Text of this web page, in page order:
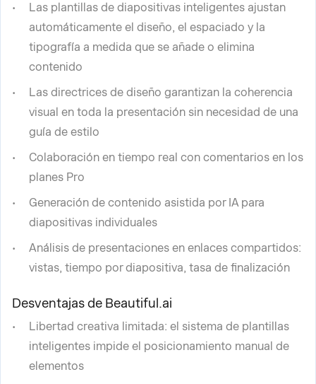
Las plantillas de diapositivas inteligentes ajustan
automáticamente el diseño, el espaciado y la
tipografía a medida que se añade o elimina
contenido
Las directrices de diseño garantizan la coherencia
visual en toda la presentación sin necesidad de una
guía de estilo
Colaboración en tiempo real con comentarios en los
planes Pro
Generación de contenido asistida por IA para
diapositivas individuales
Análisis de presentaciones en enlaces compartidos:
vistas, tiempo por diapositiva, tasa de finalización
Desventajas de Beautiful.ai
Libertad creativa limitada: el sistema de plantillas
inteligentes impide el posicionamiento manual de
elementos